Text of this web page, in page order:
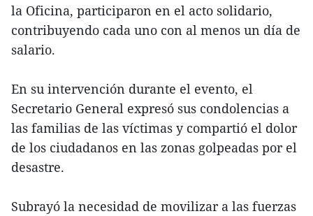
la Oficina, participaron en el acto solidario,
contribuyendo cada uno con al menos un día de
salario.
En su intervención durante el evento, el
Secretario General expresó sus condolencias a
las familias de las víctimas y compartió el dolor
de los ciudadanos en las zonas golpeadas por el
desastre.
Subrayó la necesidad de movilizar a las fuerzas